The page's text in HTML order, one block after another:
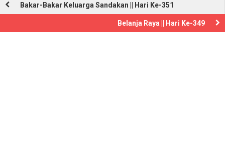
Bakar-Bakar Keluarga Sandakan || Hari Ke-351
Belanja Raya || Hari Ke-349